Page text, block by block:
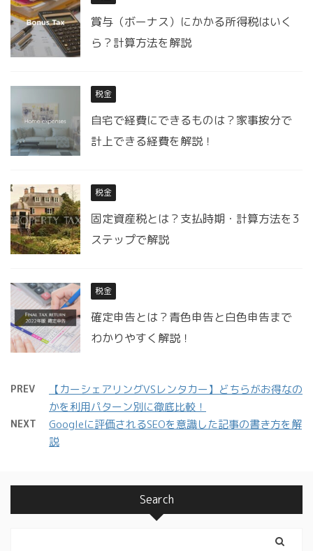
賞与（ボーナス）にかかる所得税はいく
ら？計算方法を解説
税金
自宅で経費にできるものは？家事按分で
計上できる経費を解説！
税金
固定資産税とは？支払時期・計算方法を3
ステップで解説
税金
確定申告とは？青色申告と白色申告まで
わかりやすく解説！
PREV
【カーシェアリングVSレンタカー】どちらがお得なの
かを利用パターン別に徹底比較！
NEXT
Googleに評価されるSEOを意識した記事の書き方を解
説
Search